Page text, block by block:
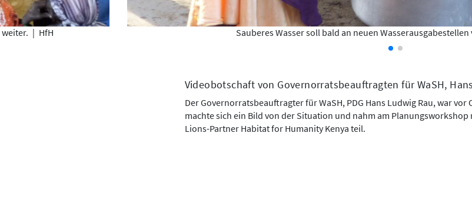
| HfH Sauberes Wasser soll bald an neuen
Videobotschaft von Governorratsbeauftragten für WaSH,
Der Governorratsbeauftragter für WaSH, PDG Hans Ludwig Rau, war
machte sich ein Bild von der Situation und nahm am
Lions-Partner Habitat for Humanity Kenya teil.